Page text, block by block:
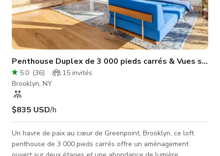
Penthouse Duplex de 3 000 pieds carrés & Vues sur
5.0 (36) 15 invités
Brooklyn, NY
$835 USD/h
Un havre de paix au cœur de Greenpoint, Brooklyn, ce loft
penthouse de 3 000 pieds carrés offre un aménagement